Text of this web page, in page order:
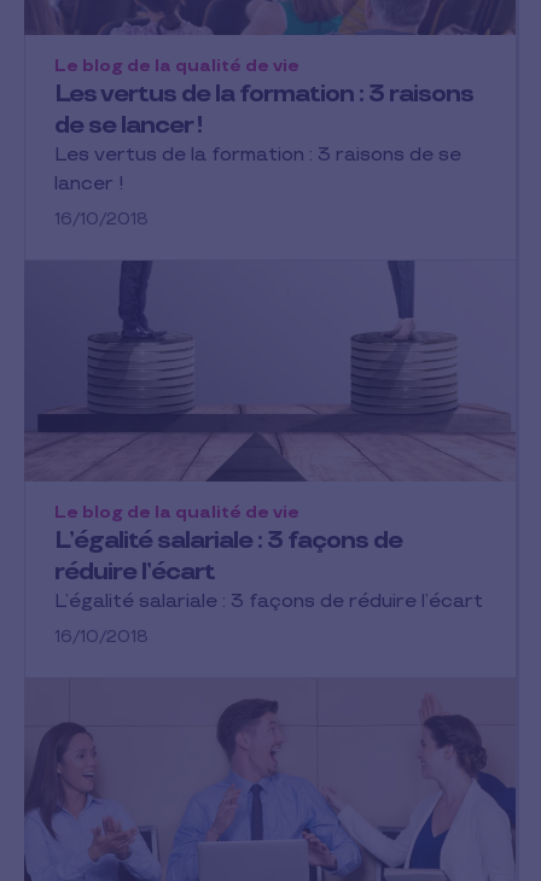
Les vertus de la formation : 3 raisons
de se lancer !
Le blog de la qualité de vie
Les vertus de la formation : 3 raisons de se
lancer !
16/10/2018
L’égalité salariale : 3 façons de
réduire l’écart
Le blog de la qualité de vie
L’égalité salariale : 3 façons de réduire l’écart
16/10/2018